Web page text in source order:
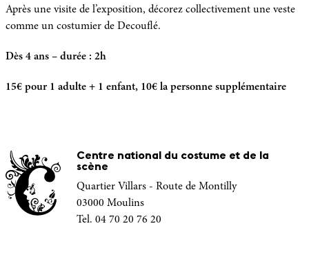
Après une visite de l’exposition, décorez collectivement une veste
comme un costumier de Decouflé.
Dès 4 ans – durée : 2h
15€ pour 1 adulte + 1 enfant, 10€ la personne supplémentaire
Centre national du costume et de la
scène
Quartier Villars - Route de Montilly
03000 Moulins
Tel. 04 70 20 76 20